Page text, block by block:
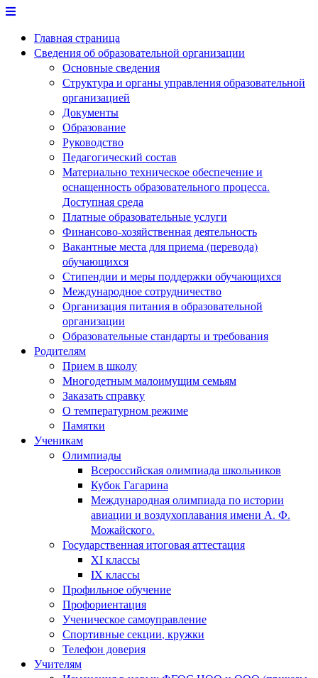
Перейти
содержимому
Главная страница
Сведения об образовательной организации
Основные сведения
Структура и органы управления образовательной
организацией
Документы
Образование
Руководство
Педагогический состав
Материально техническое обеспечение и
оснащенность образовательного процесса.
Доступная среда
Платные образовательные услуги
Финансово-хозяйственная деятельность
Вакантные места для приема (перевода)
обучающихся
Стипендии и меры поддержки обучающихся
Международное сотрудничество
Организация питания в образовательной
организации
Образовательные стандарты и требования
Родителям
Прием в школу
Многодетным малоимущим семьям
Заказать справку
О температурном режиме
Памятки
Ученикам
Олимпиады
Всероссийская олимпиада школьников
Кубок Гагарина
Международная олимпиада по истории
авиации и воздухоплавания имени А. Ф.
Можайского.
Государственная итоговая аттестация
XI классы
IX классы
Профильное обучение
Профориентация
Ученическое самоуправление
Спортивные секции, кружки
Телефон доверия
Учителям